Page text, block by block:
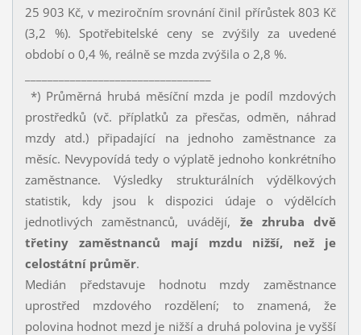
25 903 Kč, v meziročním srovnání činil přírůstek 803 Kč
(3,2 %). Spotřebitelské ceny se zvýšily za uvedené
období o 0,4 %, reálně se mzda zvýšila o 2,8 %.
*) Průměrná hrubá měsíční mzda je podíl mzdových
prostředků (vč. příplatků za přesčas, odměn, náhrad
mzdy atd.) připadající na jednoho zaměstnance za
měsíc. Nevypovídá tedy o výplatě jednoho konkrétního
zaměstnance. Výsledky strukturálních výdělkových
statistik, kdy jsou k dispozici údaje o výdělcích
jednotlivých zaměstnanců, uvádějí, že zhruba dvě
třetiny zaměstnanců mají mzdu nižší, než je
celostátní průměr.
Medián představuje hodnotu mzdy zaměstnance
uprostřed mzdového rozdělení; to znamená, že
polovina hodnot mezd je nižší a druhá polovina je vyšší